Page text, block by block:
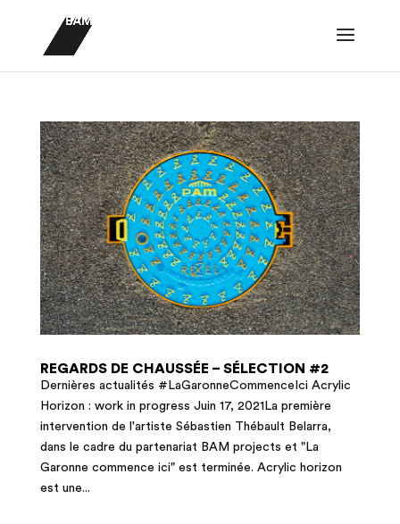
REGARDS DE CHAUSSÉE – SÉLECTION #2
Dernières actualités #LaGaronneCommenceIci Acrylic
Horizon : work in progress Juin 17, 2021La première
intervention de l'artiste Sébastien Thébault Belarra,
dans le cadre du partenariat BAM projects et "La
Garonne commence ici" est terminée. Acrylic horizon
est une...